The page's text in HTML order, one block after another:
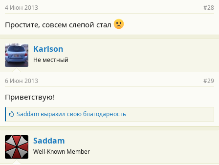
н
с
т
и
:
4 Июн 2013 #28
Простите, совсем слепой стал
Karlson
Не местный
6 Июн 2013 #29
Приветствую!
Б
л
а
г
о
д
а
Saddamвыразил свою благодарность
Saddam
Well-Known Member